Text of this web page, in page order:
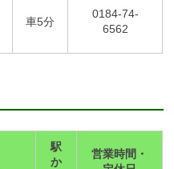
車5分
0184-74-
6562
駅
か
営業時間・